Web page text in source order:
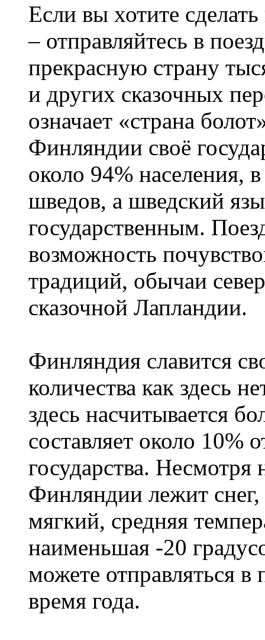
Если вы хотите
– отправляйтесь в
прекрасную страну
и других сказочных
означает «страна
Финляндии своё
около 94% населения,
шведов, а шведский
государственным.
возможность
традиций, обычаи
сказочной Лапландии.
Финляндия славится
количества как здесь
здесь насчитывается
составляет около 10%
государства. Несмотря
Финляндии лежит
мягкий, средняя
наименьшая -20
можете отправляться
время года.